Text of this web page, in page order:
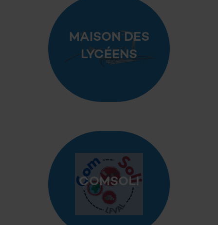
MAISON DES
LYCÉENS
COMSOLI